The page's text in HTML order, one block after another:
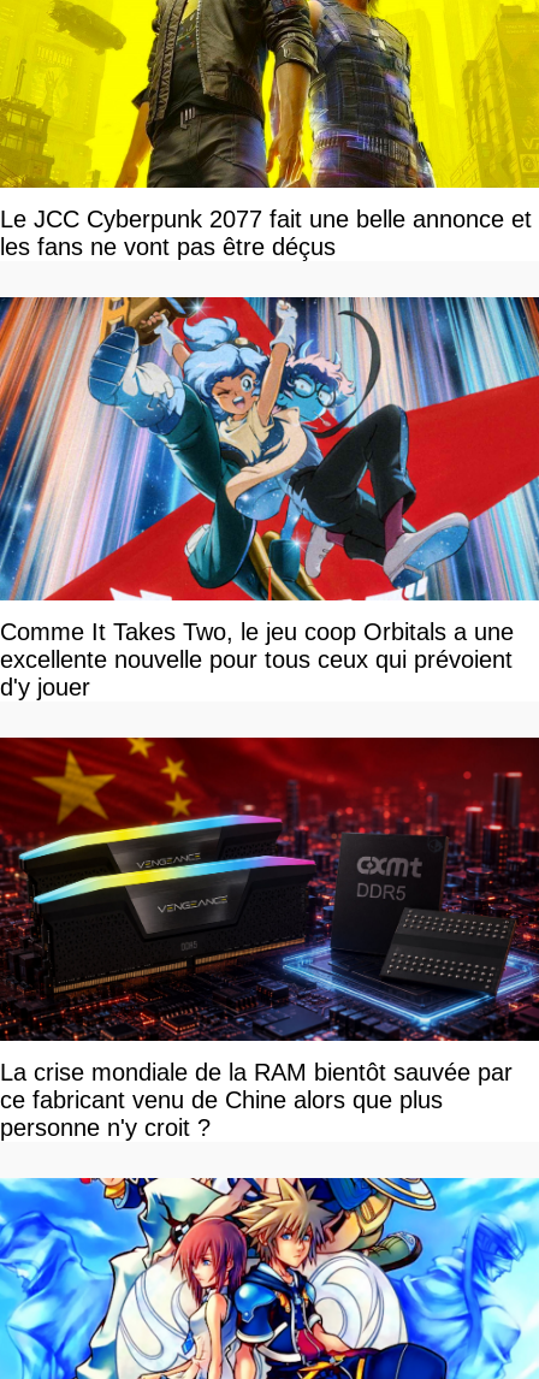
Le JCC Cyberpunk 2077 fait une belle annonce et
les fans ne vont pas être déçus
Comme It Takes Two, le jeu coop Orbitals a une
excellente nouvelle pour tous ceux qui prévoient
d'y jouer
La crise mondiale de la RAM bientôt sauvée par
ce fabricant venu de Chine alors que plus
personne n'y croit ?